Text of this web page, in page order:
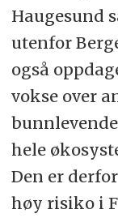
Haugesund
utenfor
også
vokse over
hele
Den er
høy risiko i